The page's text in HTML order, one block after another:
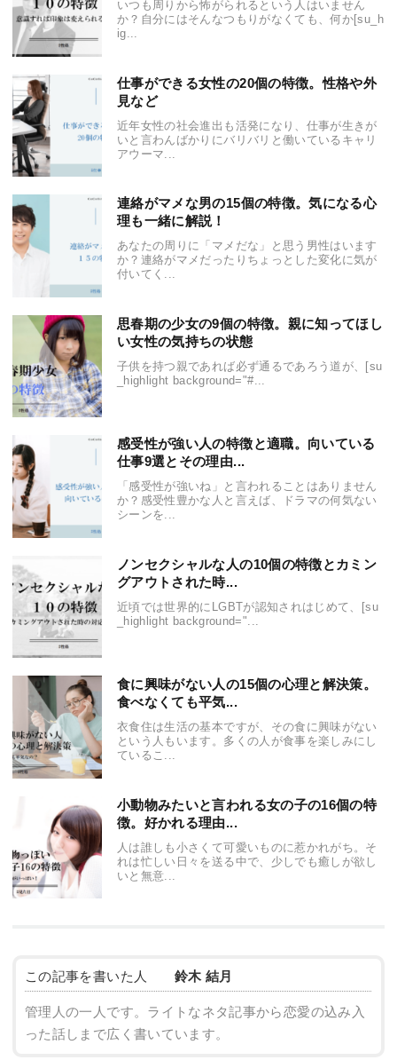
いつも周りから怖がられるという人はいません
か？自分にはそんなつもりがなくても、何か[su_h
ig...
仕事ができる女性の20個の特徴。性格や外
見など
近年女性の社会進出も活発になり、仕事が生きが
いと言わんばかりにバリバリと働いているキャリ
アウーマ...
連絡がマメな男の15個の特徴。気になる心
理も一緒に解説！
あなたの周りに「マメだな」と思う男性はいます
か？連絡がマメだったりちょっとした変化に気が
付いてく...
思春期の少女の9個の特徴。親に知ってほし
い女性の気持ちの状態
子供を持つ親であれば必ず通るであろう道が、[su
_highlight background="#...
感受性が強い人の特徴と適職。向いている
仕事9選とその理由...
「感受性が強いね」と言われることはありません
か？感受性豊かな人と言えば、ドラマの何気ない
シーンを...
ノンセクシャルな人の10個の特徴とカミン
グアウトされた時...
近頃では世界的にLGBTが認知されはじめて、[su
_highlight background="...
食に興味がない人の15個の心理と解決策。
食べなくても平気...
衣食住は生活の基本ですが、その食に興味がない
という人もいます。多くの人が食事を楽しみにし
ているこ...
小動物みたいと言われる女の子の16個の特
徴。好かれる理由...
人は誰しも小さくて可愛いものに惹かれがち。そ
れは忙しい日々を送る中で、少しでも癒しが欲し
いと無意...
この記事を書いた人 鈴木 結月
管理人の一人です。ライトなネタ記事から恋愛の込み入
った話しまで広く書いています。